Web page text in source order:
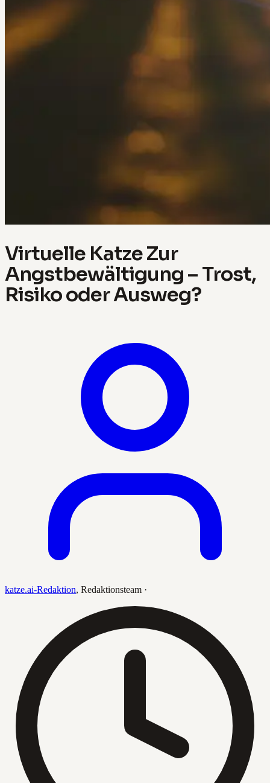
Virtuelle Katze Zur
Angstbewältigung – Trost,
Risiko oder Ausweg?
katze.ai-Redaktion, Redaktionsteam ·